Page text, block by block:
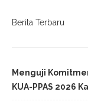
Berita Terbaru
Menguji
KUA-PPAS 2026